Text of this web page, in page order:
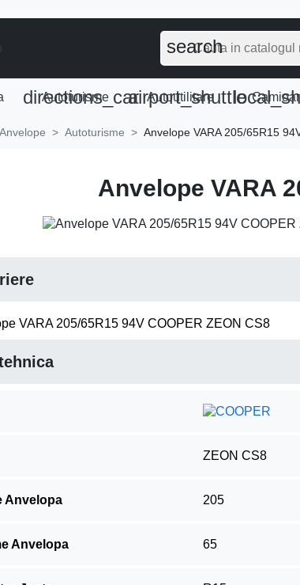
search
directions_car
Autoturisme airport_shuttle
Autoutilitare
Anvelope Autoturisme Anvelope VARA 205/65R15
Anvelope VARA
VARA 205/65R15 94V COOPER ZEON CS8
ZEON CS8
Anvelopa 205
Anvelopa 65